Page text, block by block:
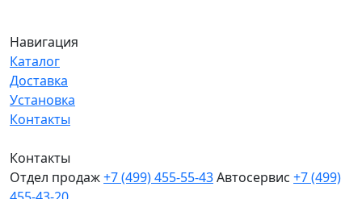
Навигация
Каталог
Доставка
Установка
Контакты
Контакты
Отдел продаж+7 (499) 455-55-43Автосервис +7 (499)